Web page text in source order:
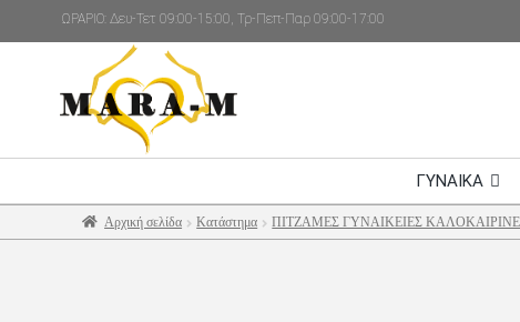
ΩΡΑΡΙΟ: Δευ-Τετ 09:00-15:00, Τρ-Πεπ-Παρ 09:00-17:00
ΓΥΝΑΙΚΑ
Αρχική σελίδα Κατάστημα ΠΙΤΖΑΜΕΣ ΓΥΝΑΙΚΕΙΕΣ